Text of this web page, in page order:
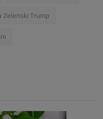
Zelenski Trump